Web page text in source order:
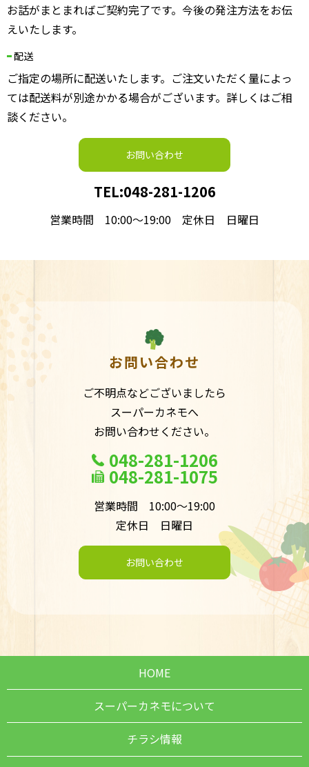
お話がまとまればご契約完了です。今後の発注方法をお伝
えいたします。
配送
ご指定の場所に配送いたします。ご注文いただく量によっ
ては配送料が別途かかる場合がございます。詳しくはご相
談ください。
お問い合わせ
TEL:048-281-1206
営業時間 10:00～19:00 定休日 日曜日
お問い合わせ
ご不明点などございましたら
スーパーカネモへ
お問い合わせください。
048-281-1206
048-281-1075
営業時間 10:00～19:00
定休日 日曜日
お問い合わせ
HOME
スーパーカネモについて
チラシ情報